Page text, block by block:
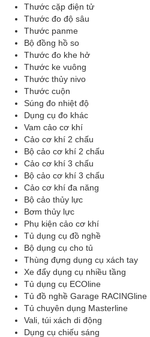
Thước cặp điện tử
Thước đo độ sâu
Thước panme
Bộ đồng hồ so
Thước đo khe hở
Thước ke vuông
Thước thủy nivo
Thước cuộn
Súng đo nhiệt độ
Dụng cụ đo khác
Vam cảo cơ khí
Cảo cơ khí 2 chấu
Bộ cảo cơ khí 2 chấu
Cảo cơ khí 3 chấu
Bộ cảo cơ khí 3 chấu
Cảo cơ khí đa năng
Bộ cảo thủy lực
Bơm thủy lực
Phụ kiện cảo cơ khí
Tủ dụng cụ đồ nghề
Bộ dụng cụ cho tủ
Thùng đựng dụng cụ xách tay
Xe đẩy dụng cụ nhiều tầng
Tủ dụng cụ ECOline
Tủ đồ nghề Garage RACINGline
Tủ chuyên dụng Masterline
Vali, túi xách di động
Dụng cụ chiếu sáng